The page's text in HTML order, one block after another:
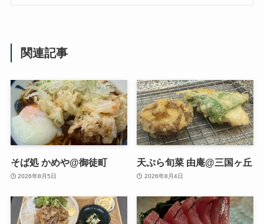
関連記事
そば処 かめや@御徒町
2026年8月5日
天ぷら旬菜 由庵@三国ヶ丘
2026年8月4日